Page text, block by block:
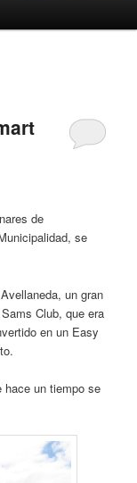
de
se
un gran
Club, que era
en un Easy
hace un tiempo se